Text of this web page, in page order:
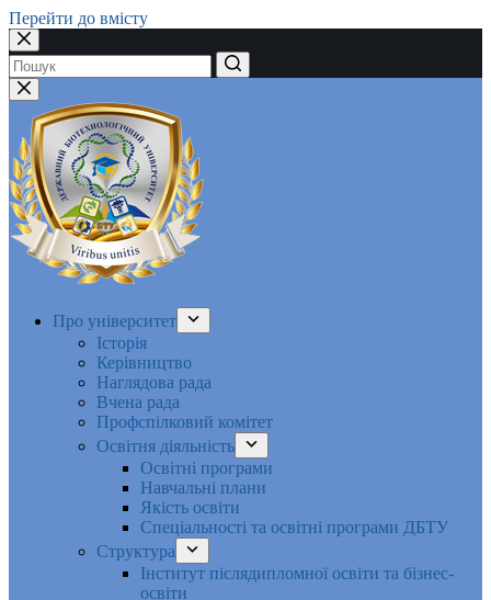
Перейти до вмісту
Немає
результатів
Про університет
Історія
Керівництво
Наглядова рада
Вчена рада
Профспілковий комітет
Освітня діяльність
Освітні програми
Навчальні плани
Якість освіти
Спеціальності та освітні програми ДБТУ
Структура
Інститут післядипломної освіти та бізнес-
освіти